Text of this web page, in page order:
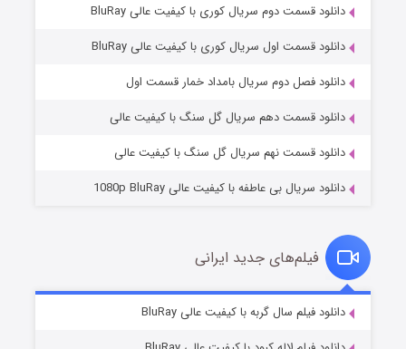
مردگان متحرک: شهر مرده ۳
قسمت۲ (زیرنویس) منتشر شد
قسمت۷ (زیرنویس) منتشر شد
دانلود قسمت دوم سریال کوری با کیفیت عالی BluRay
دانلود قسمت اول سریال کوری با کیفیت عالی BluRay
دانلود فصل دوم سریال بامداد خمار قسمت اول
دانلود قسمت دهم سریال گل سنگ با کیفیت عالی
دانلود قسمت نهم سریال گل سنگ با کیفیت عالی
دانلود سریال بی عاطفه با کیفیت عالی 1080p BluRay
فیلم‌های جدید ایرانی
دانلود فیلم سال گربه با کیفیت عالی BluRay